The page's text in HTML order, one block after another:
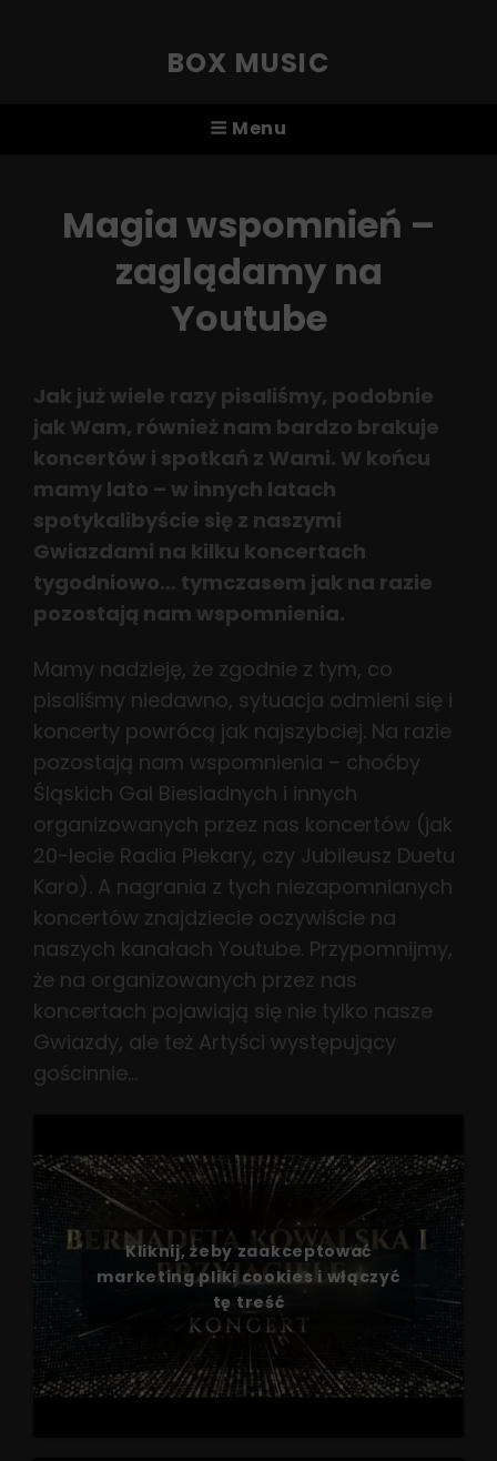
BOX MUSIC
Menu
Magia wspomnień –
zaglądamy na
Youtube
Jak już wiele razy pisaliśmy, podobnie
jak Wam, również nam bardzo brakuje
koncertów i spotkań z Wami. W końcu
mamy lato – w innych latach
spotykalibyście się z naszymi
Gwiazdami na kilku koncertach
tygodniowo… tymczasem jak na razie
pozostają nam wspomnienia.
Mamy nadzieję, że zgodnie z tym, co
pisaliśmy niedawno, sytuacja odmieni się i
koncerty powrócą jak najszybciej. Na razie
pozostają nam wspomnienia – choćby
Śląskich Gal Biesiadnych i innych
organizowanych przez nas koncertów (jak
20-lecie Radia Piekary, czy Jubileusz Duetu
Karo). A nagrania z tych niezapomnianych
koncertów znajdziecie oczywiście na
naszych kanałach Youtube. Przypomnijmy,
że na organizowanych przez nas
koncertach pojawiają się nie tylko nasze
Gwiazdy, ale też Artyści występujący
gościnnie…
Kliknij, żeby zaakceptować
marketing pliki cookies i włączyć
tę treść